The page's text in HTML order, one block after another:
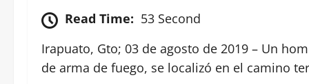
Read Time: 53 Second
Irapuato, Gto; 03 de agosto de 2019 – Un
de arma de fuego, se localizó en el camino